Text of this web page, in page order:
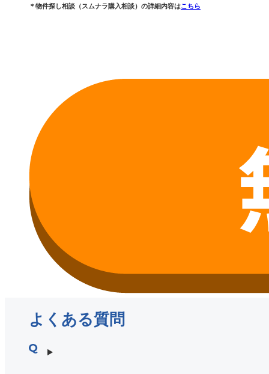
＊物件探し相談（スムナラ購入相談）の詳細内容はこちら
よくある質問